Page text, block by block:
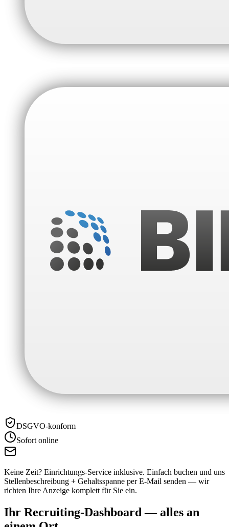
DSGVO-konform
Sofort online
Keine Zeit? Einrichtungs-Service inklusive. Einfach buchen und uns
Stellenbeschreibung + Gehaltsspanne per E-Mail senden — wir
richten Ihre Anzeige komplett für Sie ein.
Ihr Recruiting-Dashboard — alles an